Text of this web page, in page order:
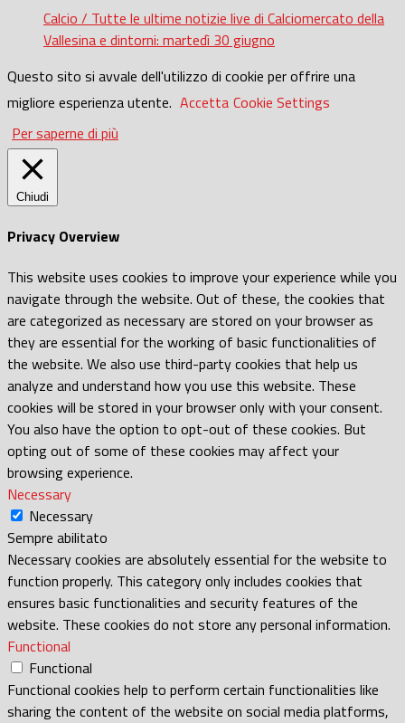
Calcio / Tutte le ultime notizie live di Calciomercato della
Vallesina e dintorni: martedì 30 giugno
Questo sito si avvale dell'utilizzo di cookie per offrire una
migliore esperienza utente. Accetta Cookie Settings
Per saperne di più
Chiudi
Privacy Overview
This website uses cookies to improve your experience while you
navigate through the website. Out of these, the cookies that
are categorized as necessary are stored on your browser as
they are essential for the working of basic functionalities of
the website. We also use third-party cookies that help us
analyze and understand how you use this website. These
cookies will be stored in your browser only with your consent.
You also have the option to opt-out of these cookies. But
opting out of some of these cookies may affect your
browsing experience.
Necessary
Necessary
Sempre abilitato
Necessary cookies are absolutely essential for the website to
function properly. This category only includes cookies that
ensures basic functionalities and security features of the
website. These cookies do not store any personal information.
Functional
Functional
Functional cookies help to perform certain functionalities like
sharing the content of the website on social media platforms,